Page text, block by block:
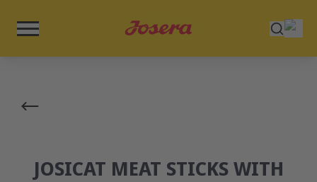
JOSICAT MEAT STICKS WITH